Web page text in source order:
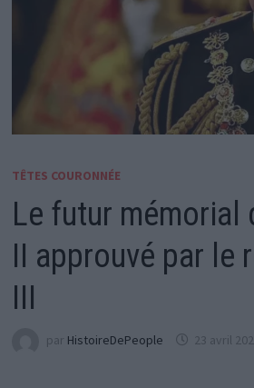
TÊTES COURONNÉE
Le futur mémorial
II approuvé par le
III
par HistoireDePeople 23 avril